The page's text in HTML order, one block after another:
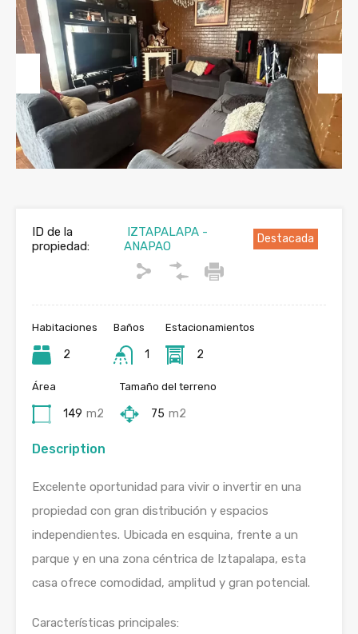
Previous Next
ID de la
propiedad:
IZTAPALAPA -
ANAPAO
Destacada
Habitaciones
2
Baños
1
Estacionamientos
2
Área
149 m2
Tamaño del terreno
75 m2
Description
Excelente oportunidad para vivir o invertir en una
propiedad con gran distribución y espacios
independientes. Ubicada en esquina, frente a un
parque y en una zona céntrica de Iztapalapa, esta
casa ofrece comodidad, amplitud y gran potencial.
Características principales: